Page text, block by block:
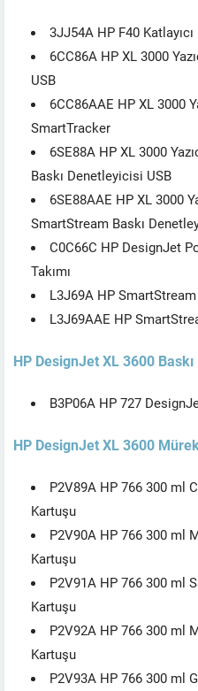
3JJ54A HP F40 Katlayıcı
6CC86A HP XL 3000
USB
6CC86AAE HP XL 3000
SmartTracker
6SE88A HP XL 3000
Baskı Denetleyicisi USB
6SE88AAE HP XL 3000
SmartStream Baskı
C0C66C HP DesignJet
Takımı
L3J69A HP
L3J69AAE HP
HP DesignJet XL 3600 Baskı
B3P06A HP 727
HP DesignJet XL 3600
P2V89A HP 766 300 ml
Kartuşu
P2V90A HP 766 300 ml
Kartuşu
P2V91A HP 766 300 ml
Kartuşu
P2V92A HP 766 300 ml
Kartuşu
P2V93A HP 766 300 ml